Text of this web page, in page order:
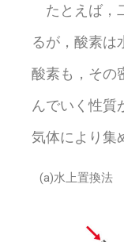
たとえば，
るが，酸素は
酸素も，その
んでいく性
気体により集
(a)水上置換法